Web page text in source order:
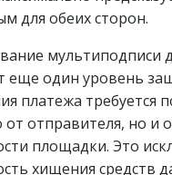
для обеих сторон.
мультиподписи
еще один уровень
платежа требуется
от отправителя, но и
площадки. Это
хищения средств